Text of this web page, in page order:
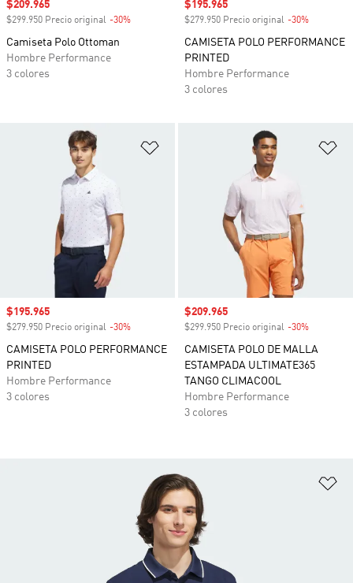
Precio de venta
$209.965
$299.950 Precio original -30%
Camiseta Polo Ottoman
Hombre Performance
3 colores
Precio de venta
$195.965
$279.950 Precio original -30%
CAMISETA POLO PERFORMANCE
PRINTED
Hombre Performance
3 colores
Añadir a la lista de deseos
Precio de venta
$195.965
$279.950 Precio original -30%
CAMISETA POLO PERFORMANCE
PRINTED
Hombre Performance
3 colores
Precio de venta
$209.965
$299.950 Precio original -30%
CAMISETA POLO DE MALLA
ESTAMPADA ULTIMATE365
TANGO CLIMACOOL
Hombre Performance
3 colores